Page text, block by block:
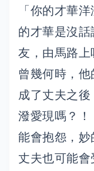
「你的才華
的才華是沒話
友，由馬路上
曾幾何時，
成了丈夫之
潑愛現嗎？
能會抱怨，妙
丈夫也可能